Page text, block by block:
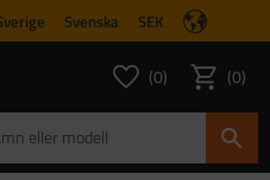
Svenska SEK
Favoriter
ANTAL
0 Kundvagn
0